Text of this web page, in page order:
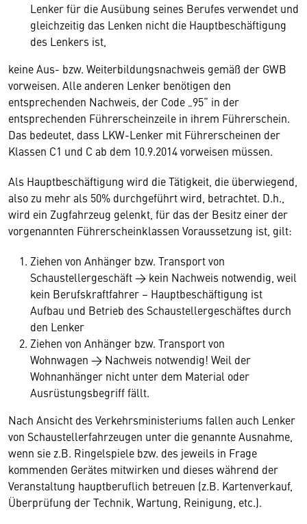
Lenker für die Ausübung seines Berufes verwendet und
gleichzeitig das Lenken nicht die Hauptbeschäftigung
des Lenkers ist,
keine Aus- bzw. Weiterbildungsnachweis gemäß der GWB
vorweisen. Alle anderen Lenker benötigen den
entsprechenden Nachweis, der Code „95“ in der
entsprechenden Führerscheinzeile in ihrem Führerschein.
Das bedeutet, dass LKW-Lenker mit Führerscheinen der
Klassen C1 und C ab dem 10.9.2014 vorweisen müssen.
Als Hauptbeschäftigung wird die Tätigkeit, die überwiegend,
also zu mehr als 50% durchgeführt wird, betrachtet. D.h.,
wird ein Zugfahrzeug gelenkt, für das der Besitz einer der
vorgenannten Führerscheinklassen Voraussetzung ist, gilt:
Ziehen von Anhänger bzw. Transport von
Schaustellergeschäft → kein Nachweis notwendig, weil
kein Berufskraftfahrer – Hauptbeschäftigung ist
Aufbau und Betrieb des Schaustellergeschäftes durch
den Lenker
Ziehen von Anhänger bzw. Transport von
Wohnwagen → Nachweis notwendig! Weil der
Wohnanhänger nicht unter dem Material oder
Ausrüstungsbegriff fällt.
Nach Ansicht des Verkehrsministeriums fallen auch Lenker
von Schaustellerfahrzeugen unter die genannte Ausnahme,
wenn sie z.B. Ringelspiele bzw. des jeweils in Frage
kommenden Gerätes mitwirken und dieses während der
Veranstaltung hauptberuflich betreuen (z.B. Kartenverkauf,
Überprüfung der Technik, Wartung, Reinigung, etc.).